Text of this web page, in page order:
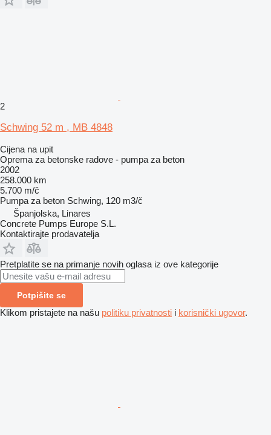
2
Schwing 52 m , MB 4848
Cijena na upit
Oprema za betonske radove - pumpa za beton
2002
258.000 km
5.700 m/č
Pumpa za beton Schwing, 120 m3/č
Španjolska, Linares
Concrete Pumps Europe S.L.
Kontaktirajte prodavatelja
Pretplatite se na primanje novih oglasa iz ove kategorije
Potpišite se
Klikom pristajete na našu politiku privatnosti i korisnički ugovor.